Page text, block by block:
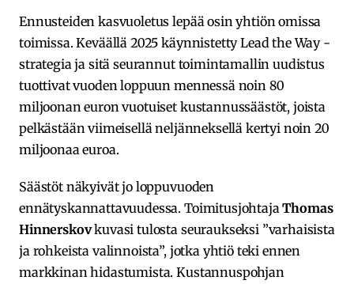
Ennusteiden kasvuoletus lepää osin yhtiön omissa
toimissa. Keväällä 2025 käynnistetty Lead the Way -
strategia ja sitä seurannut toimintamallin uudistus
tuottivat vuoden loppuun mennessä noin 80
miljoonan euron vuotuiset kustannussäästöt, joista
pelkästään viimeisellä neljänneksellä kertyi noin 20
miljoonaa euroa.
Säästöt näkyivät jo loppuvuoden
ennätyskannattavuudessa. ToimitusjohtajaThomas
Hinnerskovkuvasi tulosta seuraukseksi ”varhaisista
ja rohkeista valinnoista”, jotka yhtiö teki ennen
markkinan hidastumista. Kustannuspohjan